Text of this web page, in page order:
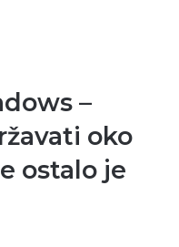
–
oko
ostalo je